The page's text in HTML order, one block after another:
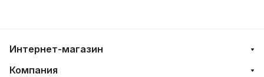
Интернет-магазин
Компания